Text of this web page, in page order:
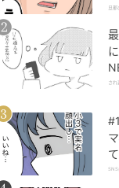
旦
され
SNS